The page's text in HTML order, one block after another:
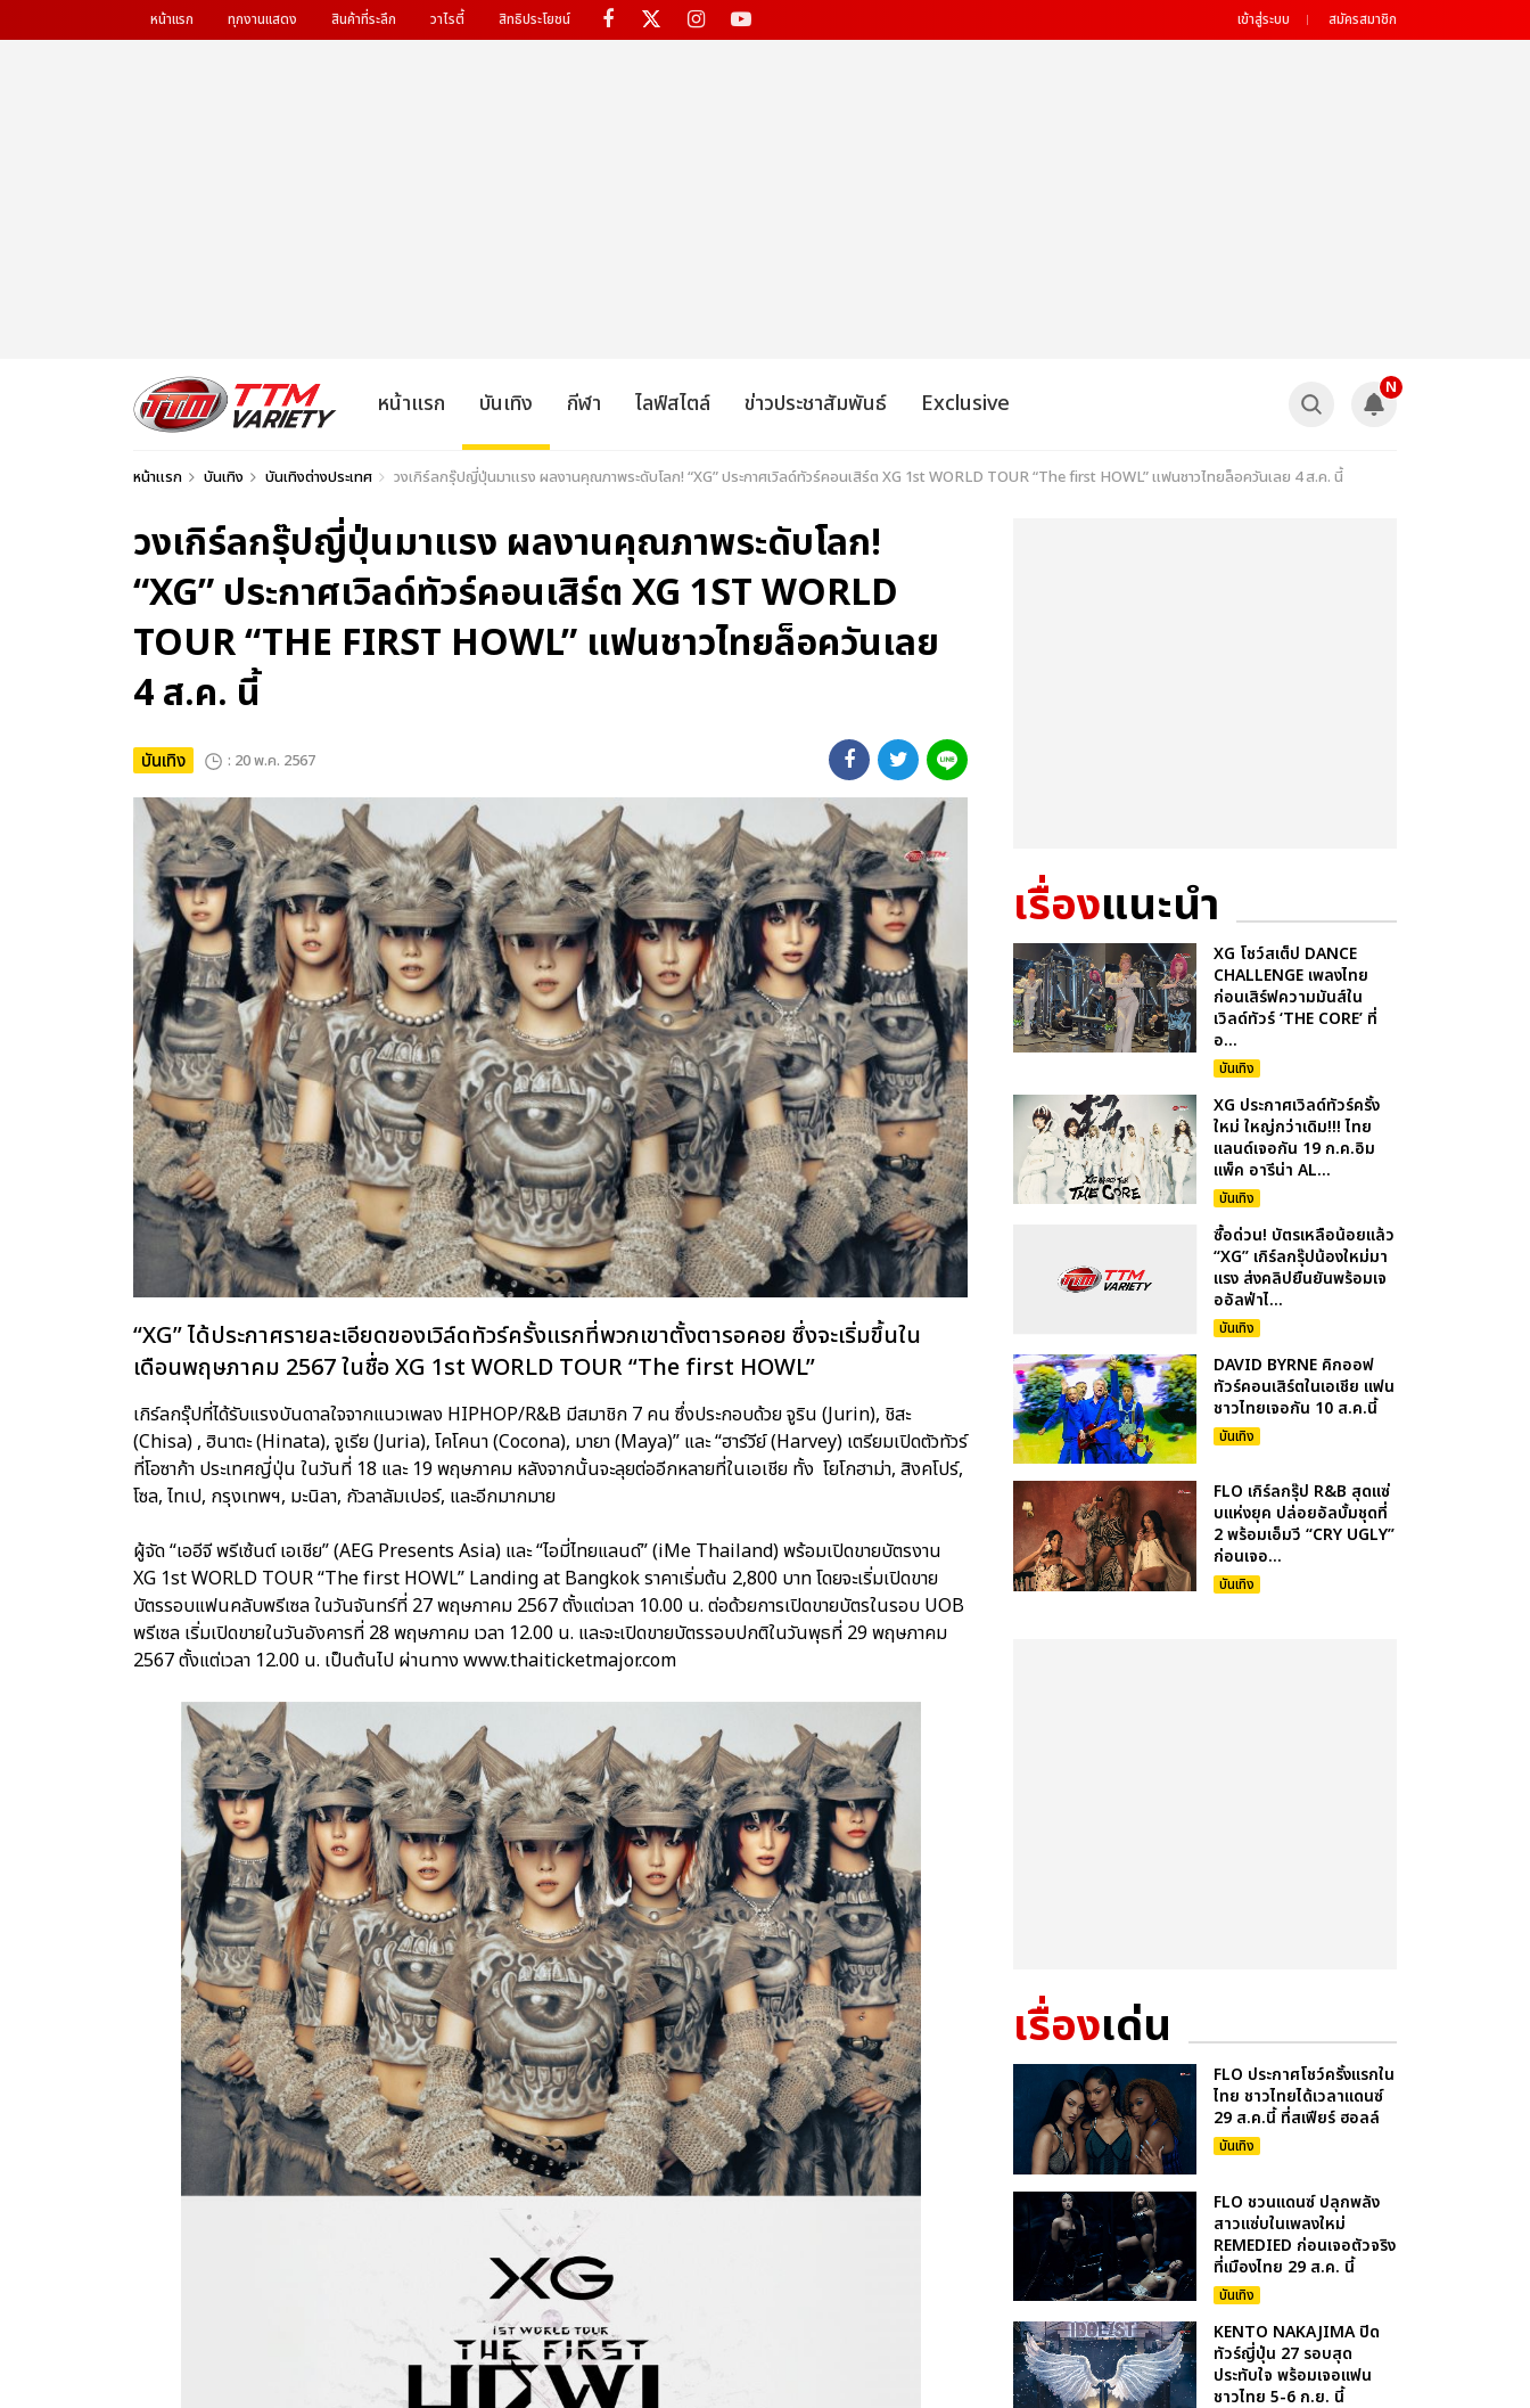
หน้าแรก ทุกงานแสดง สินค้าที่ระลึก วาไรตี้ สิทธิประโยชน์ เข้าสู่ระบบ สมัครสมาชิก
หน้าแรก บันเทิง กีฬา ไลฟ์สไตล์ ข่าวประชาสัมพันธ์ Exclusive
N
หน้าแรก บันเทิง บันเทิงต่างประเทศ วงเกิร์ลกรุ๊ปญี่ปุ่นมาแรง ผลงานคุณภาพระดับโลก! “XG” ประกาศเวิลด์ทัวร์คอนเสิร์ต XG 1st WORLD TOUR “The first HOWL” แฟนชาวไทยล็อควันเลย 4 ส.ค. นี้
วงเกิร์ลกรุ๊ปญี่ปุ่นมาแรง ผลงานคุณภาพระดับโลก!
“XG” ประกาศเวิลด์ทัวร์คอนเสิร์ต XG 1ST WORLD
TOUR “THE FIRST HOWL” แฟนชาวไทยล็อควันเลย
4 ส.ค. นี้
บันเทิง : 20 พ.ค. 2567
“XG” ได้ประกาศรายละเอียดของเวิล์ดทัวร์ครั้งแรกที่พวกเขาตั้งตารอคอย ซึ่งจะเริ่มขึ้นใน
เดือนพฤษภาคม 2567 ในชื่อ XG 1st WORLD TOUR “The first HOWL”
เกิร์ลกรุ๊ปที่ได้รับแรงบันดาลใจจากแนวเพลง HIPHOP/R&B มีสมาชิก 7 คน ซึ่งประกอบด้วย จูริน (Jurin), ชิสะ
(Chisa) , ฮินาตะ (Hinata), จูเรีย (Juria), โคโคนา (Cocona), มายา (Maya)” และ “ฮาร์วีย์ (Harvey) เตรียมเปิดตัวทัวร์
ที่โอซาก้า ประเทศญี่ปุ่น ในวันที่ 18 และ 19 พฤษภาคม หลังจากนั้นจะลุยต่ออีกหลายที่ในเอเชีย ทั้ง โยโกฮาม่า, สิงคโปร์,
โซล, ไทเป, กรุงเทพฯ, มะนิลา, กัวลาลัมเปอร์, และอีกมากมาย
ผู้จัด “เออีจี พรีเซ้นต์ เอเชีย” (AEG Presents Asia) และ “ไอมี่ไทยแลนด์” (iMe Thailand) พร้อมเปิดขายบัตรงาน
XG 1st WORLD TOUR “The first HOWL” Landing at Bangkok ราคาเริ่มต้น 2,800 บาท โดยจะเริ่มเปิดขาย
บัตรรอบแฟนคลับพรีเซล ในวันจันทร์ที่ 27 พฤษภาคม 2567 ตั้งแต่เวลา 10.00 น. ต่อด้วยการเปิดขายบัตรในรอบ UOB
พรีเซล เริ่มเปิดขายในวันอังคารที่ 28 พฤษภาคม เวลา 12.00 น. และจะเปิดขายบัตรรอบปกติในวันพุธที่ 29 พฤษภาคม
2567 ตั้งแต่เวลา 12.00 น. เป็นต้นไป ผ่านทาง www.thaiticketmajor.com
เรื่องแนะนำ
XG โชว์สเต็ป DANCE
CHALLENGE เพลงไทย
ก่อนเสิร์ฟความมันส์ใน
เวิลด์ทัวร์ ‘THE CORE’ ที่
อ...
บันเทิง
XG ประกาศเวิลด์ทัวร์ครั้ง
ใหม่ ใหญ่กว่าเดิม!!! ไทย
แลนด์เจอกัน 19 ก.ค.อิม
แพ็ค อารีน่า AL...
บันเทิง
ซื้อด่วน! บัตรเหลือน้อยแล้ว
“XG” เกิร์ลกรุ๊ปน้องใหม่มา
แรง ส่งคลิปยืนยันพร้อมเจ
ออัลฟ่าไ...
บันเทิง
DAVID BYRNE คิกออฟ
ทัวร์คอนเสิร์ตในเอเชีย แฟน
ชาวไทยเจอกัน 10 ส.ค.นี้
บันเทิง
FLO เกิร์ลกรุ๊ป R&B สุดแซ่
บแห่งยุค ปล่อยอัลบั้มชุดที่
2 พร้อมเอ็มวี “CRY UGLY”
ก่อนเจอ...
บันเทิง
เรื่องเด่น
FLO ประกาศโชว์ครั้งแรกใน
ไทย ชาวไทยได้เวลาแดนซ์
29 ส.ค.นี้ ที่สเฟียร์ ฮอลล์
บันเทิง
FLO ชวนแดนซ์ ปลุกพลัง
สาวแซ่บในเพลงใหม่
REMEDIED ก่อนเจอตัวจริง
ที่เมืองไทย 29 ส.ค. นี้
บันเทิง
KENTO NAKAJIMA ปิด
ทัวร์ญี่ปุ่น 27 รอบสุด
ประทับใจ พร้อมเจอแฟน
ชาวไทย 5-6 ก.ย. นี้